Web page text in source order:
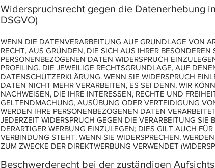
Widerspruchsrecht gegen die Datenerhebung
DSGVO)
WENN DIE DATENVERARBEITUNG AUF GRUNDLAGE VON
RECHT, AUS GRÜNDEN, DIE SICH AUS IHRER
PERSONENBEZOGENEN DATEN WIDERSPRUCH
PROFILING. DIE JEWEILIGE RECHTSGRUNDLAGE, AUF
DATENSCHUTZERKLÄRUNG. WENN SIE WIDERSPRUCH
DATEN NICHT MEHR VERARBEITEN, ES SEI DENN, WIR
NACHWEISEN, DIE IHRE INTERESSEN, RECHTE UND
GELTENDMACHUNG, AUSÜBUNG ODER VERTEIDIGUNG
WERDEN IHRE PERSONENBEZOGENEN DATEN
JEDERZEIT WIDERSPRUCH GEGEN DIE VERARBEITUNG SIE
DERARTIGER WERBUNG EINZULEGEN; DIES GILT AUCH
VERBINDUNG STEHT. WENN SIE WIDERSPRECHEN,
ZUM ZWECKE DER DIREKTWERBUNG VERWENDET
Beschwerderecht bei der zuständigen